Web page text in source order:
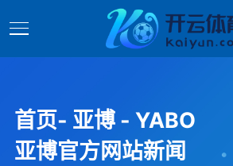
首页- 亚博 - YABO
亚博官方网站新闻